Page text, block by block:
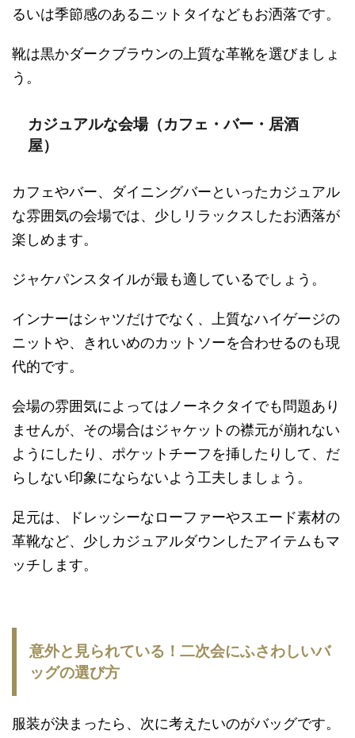
るいは季節感のあるニットタイなどもお洒落です。
靴は黒かダークブラウンの上質な革靴を選びましょ
う。
カジュアルな会場（カフェ・バー・居酒
屋）
カフェやバー、ダイニングバーといったカジュアル
な雰囲気の会場では、少しリラックスしたお洒落が
楽しめます。
ジャケパンスタイルが最も適しているでしょう。
インナーはシャツだけでなく、上質なハイゲージの
ニットや、きれいめのカットソーを合わせるのも現
代的です。
会場の雰囲気によってはノーネクタイでも問題あり
ませんが、その場合はジャケットの襟元が崩れない
ようにしたり、ポケットチーフを挿したりして、だ
らしない印象にならないよう工夫しましょう。
足元は、ドレッシーなローファーやスエード素材の
革靴など、少しカジュアルダウンしたアイテムもマ
ッチします。
意外と見られている！二次会にふさわしいバ
ッグの選び方
服装が決まったら、次に考えたいのがバッグです。